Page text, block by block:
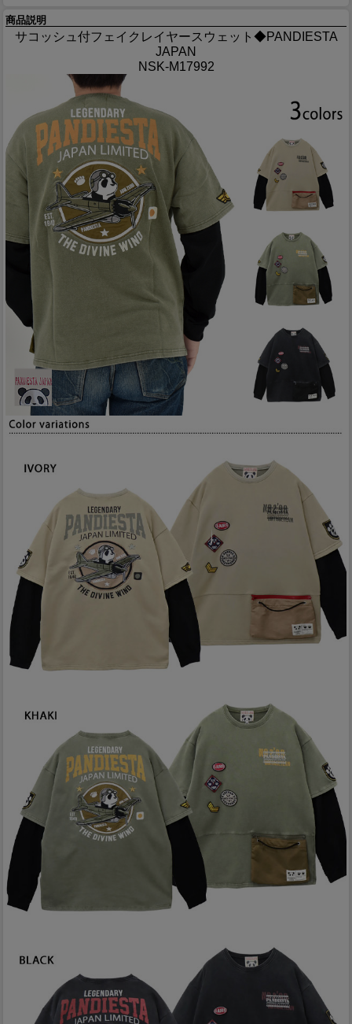
商品説明
サコッシュ付フェイクレイヤースウェット◆PANDIESTA
JAPAN
NSK-M17992